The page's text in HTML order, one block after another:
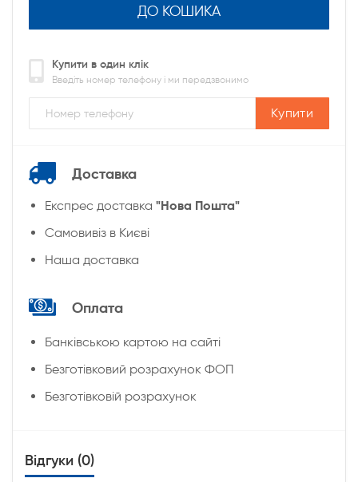
ДО КОШИКА
Купити в один клік
Введіть номер телефону і ми передзвонимо
Купити
Доставка
Експрес доставка "Нова Пошта"
Cамовивіз в Києві
Наша доставка
Оплата
Банківською картою на сайті
Безготівковий розрахунок ФОП
Безготівковій розрахунок
Відгуки (0)